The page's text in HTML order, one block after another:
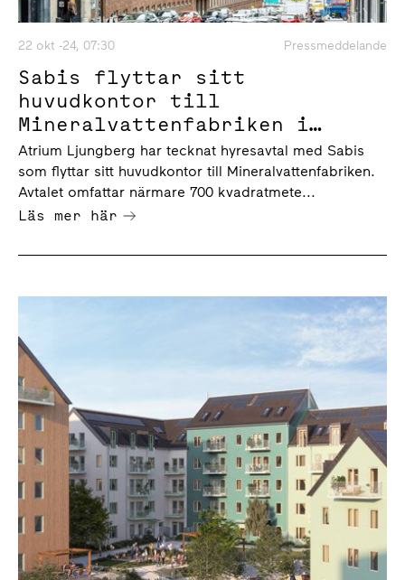
22 okt -24, 07:30 Pressmeddelande
Sabis flyttar sitt
huvudkontor till
Mineralvattenfabriken i
Hagastaden
Atrium Ljungberg har tecknat hyresavtal med Sabis
som flyttar sitt huvudkontor till Mineralvattenfabriken.
Avtalet omfattar närmare 700 kvadratmete...
Läs mer här